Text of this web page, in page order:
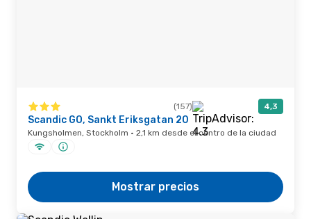
(157) 4,3
Scandic GO, Sankt Eriksgatan 20
Kungsholmen, Stockholm · 2,1 km desde el centro de la ciudad
Mostrar precios